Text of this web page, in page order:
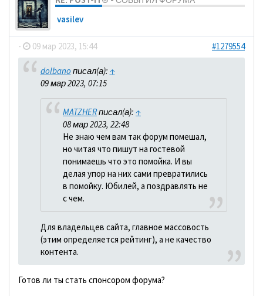
vasilev
- 09 мар 2023, 15:44 #1279554
dolbano писал(а): ↑
09 мар 2023, 07:15
MATZHERписал(а): ↑
08 мар 2023, 22:48
Не знаю чем вам так форум помешал,
но читая что пишут на гостевой
понимаешь что это помойка. И вы
делая упор на них сами превратились
в помойку. Юбилей, а поздравлять не
с чем.
Для владельцев сайта, главное массовость
(этим определяется рейтинг), а не качество
контента.
Готов ли ты стать спонсором форума?